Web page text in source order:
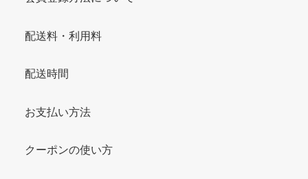
配送料・利用料
配送時間
お支払い方法
クーポンの使い方